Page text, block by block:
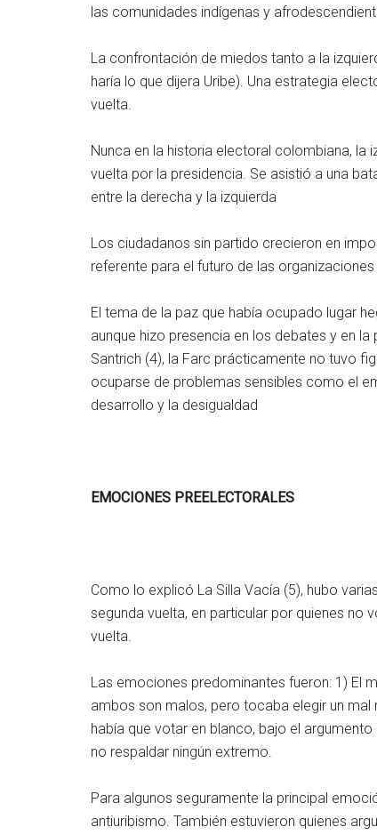
las comunidades indígenas y
La confrontación de miedos tanto a la
haría lo que dijera Uribe). Una estrategia
vuelta.
Nunca en la historia electoral colombiana,
vuelta por la presidencia. Se asistió a una
entre la derecha y la izquierda
Los ciudadanos sin partido crecieron en
referente para el futuro de las
El tema de la paz que había ocupado lugar
aunque hizo presencia en los debates y en
Santrich (4), la Farc prácticamente no tuvo
ocuparse de problemas sensibles como el
desarrollo y la desigualdad
EMOCIONES PREELECTORALES
Como lo explicó La Silla Vacía (5), hubo
segunda vuelta, en particular por quienes no
vuelta.
Las emociones predominantes fueron: 1) El
ambos son malos, pero tocaba elegir un
había que votar en blanco, bajo el
no respaldar ningún extremo.
Para algunos seguramente la principal
antiuribismo. También estuvieron quienes